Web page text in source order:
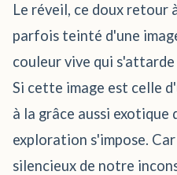
Le réveil, ce doux retour
parfois teinté d'une
couleur vive qui
Si cette image est celle
à la grâce aussi exotique
exploration s'impose.
silencieux de notre